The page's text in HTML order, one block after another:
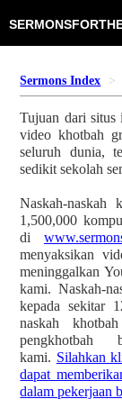
Sermons Index
Tujuan dari situs
video khotbah
seluruh dunia,
sedikit sekolah
Naskah-
1,500,000
di
menyaksikan
meninggalkan
kami. Naskah-
kepada sekitar
naskah
pengkhotbah
kami. Silahkan
dapat
dalam pekerjaan